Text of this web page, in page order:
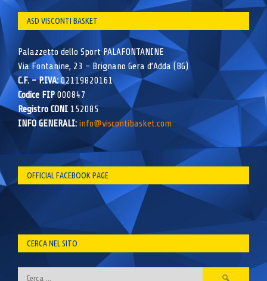
ASD VISCONTI BASKET
Palazzetto dello Sport PALAFONTANINE
Via Fontanine, 23 – Brignano Gera d’Adda (BG)
C.F. – P.IVA:02119820161
Codice FIP000847
Registro CONI 152085
INFO GENERALI: info@viscontibasket.com
OFFICIAL FACEBOOK PAGE
CERCA NEL SITO
Ricerca